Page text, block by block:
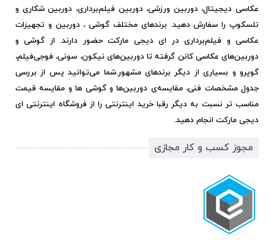
عکاسی دیجیتال، دوربین ورزشی، دوربین فیلم‌برداری، دوربین شکاری و
تلسکوپ را سفارش دهید. برندهای مختلف گوشی ، دوربین و تجهیزات
عکاسی و فیلم‌برداری در ای دیجی مارکت حضور دارند. از گوشی و
دوربین‌های عکاسی کانن گرفته تا دوربین‌های نیکون، سونی، فوجی‌فیلم،
گوپرو و بسیاری از دیگر برندهای مشهور.شما می‌توانید پس از بررسی
جدول مشخصات فنی، مقایسه‌ی دوربین‌ها و گوشی ها و مقایسه قیمت
مناسب تر نسبت به دیگر رقبا خرید اینترنتی را از فروشگاه اینترنتی ای
دیجی مارکت انجام دهید.
مجوز کسب و کار مجازی